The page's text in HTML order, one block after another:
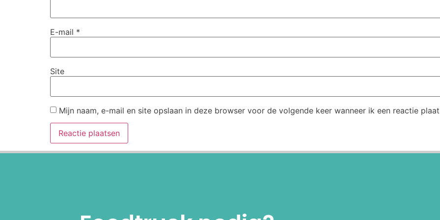
E-mail *
Site
Mijn naam, e-mail en site opslaan in deze browser voor de volgende keer wanneer ik een reactie